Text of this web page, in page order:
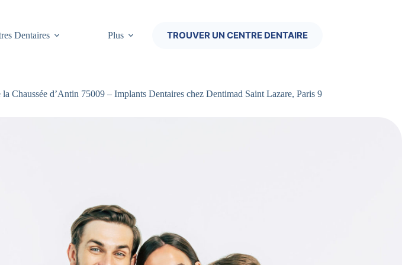
Dentaires Plus TROUVER UN CENTRE DENTAIRE
Chaussée d’Antin 75009 – Implants Dentaires chez Dentimad Saint Lazare, Paris 9